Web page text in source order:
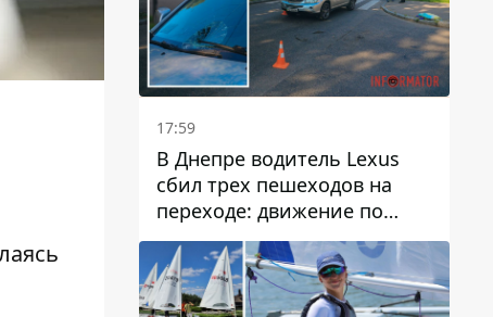
17:59
В Днепре водитель Lexus
сбил трех пешеходов на
переходе: движение по
проспекту Науки
затруднено